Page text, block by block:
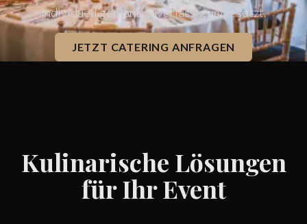
individuell geplant, zuverlässig umgesetzt.
JETZT CATERING ANFRAGEN
Kulinarische Lösungen
für Ihr Event